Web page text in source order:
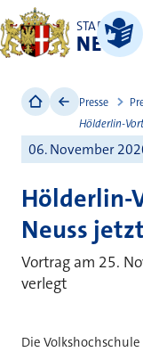
STADT
NEUSS
Leichte
Presse
Hölderlin-
06. November
Hölderlin-
Neuss
Vortrag am 25.
verlegt
Die